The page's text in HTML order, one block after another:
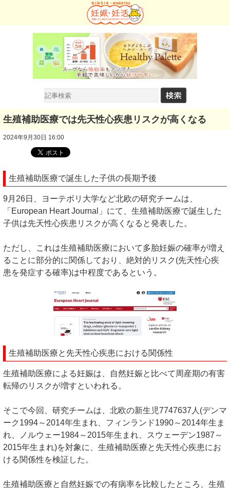
生殖補助医療では先天性心疾患リスクが高くなる
2024年9月30日 16:00
生殖補助医療で誕生した子供の長期予後
9月26日、ヨーテボリ大学など北欧の研究チームは、
「European Heart Journal」にて、生殖補助医療で誕生した
子供は先天性心疾患リスクが高くなると発表した。
ただし、これは生殖補助医療において多胎妊娠の確率が増え
ることに部分的に関係しており、絶対的リスク(先天性心疾
患を発症する確率)は中程度であるという。
生殖補助医療と先天性心疾患における関係性
生殖補助医療による妊娠は、自然妊娠と比べて周産期の有害
転帰のリスクが増すといわれる。
そこで今回、研究チームは、北欧の新生児7747637人(デンマ
ーク1994～2014年生まれ、フィンランド1990～2014年生ま
れ、ノルウェー1984～2015年生まれ、スウェーデン1987～
2015年生まれ)を対象に、生殖補助医療と先天性心疾患にお
ける関係性を検証した。
生殖補助医療と自然妊娠での有病率を比較したところ、生殖